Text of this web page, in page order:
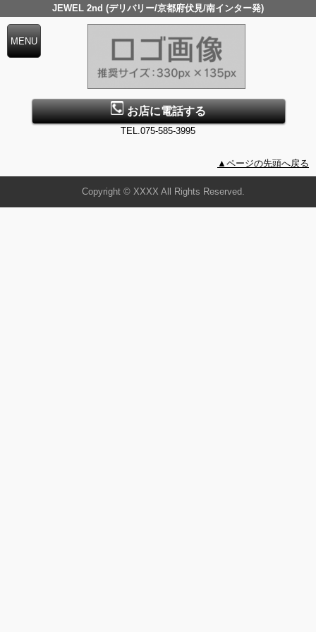
JEWEL 2nd (デリバリー/京都府伏見/南インター発)
お店に電話する
TEL.075-585-3995
▲ページの先頭へ戻る
Copyright © XXXX All Rights Reserved.